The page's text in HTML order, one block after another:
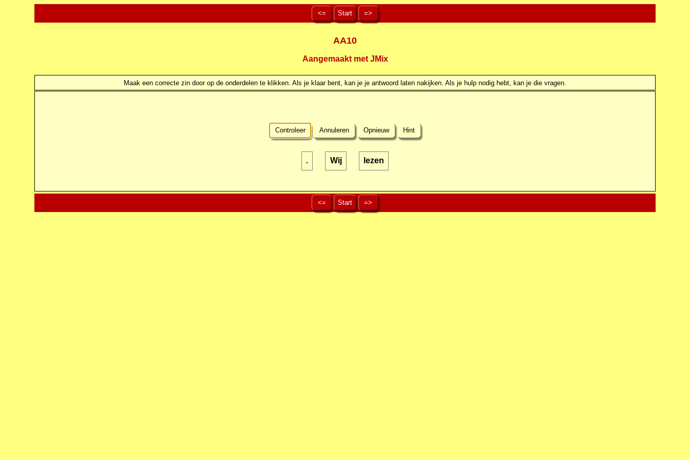
<= Start =>
AA10
Aangemaakt met JMix
Maak een correcte zin door op de onderdelen te klikken. Als je klaar bent, kan je je antwoord laten nakijken. Als je hulp nodig hebt, kan je die vragen.
Controleer Annuleren Opnieuw Hint
. Wij lezen
<= Start =>